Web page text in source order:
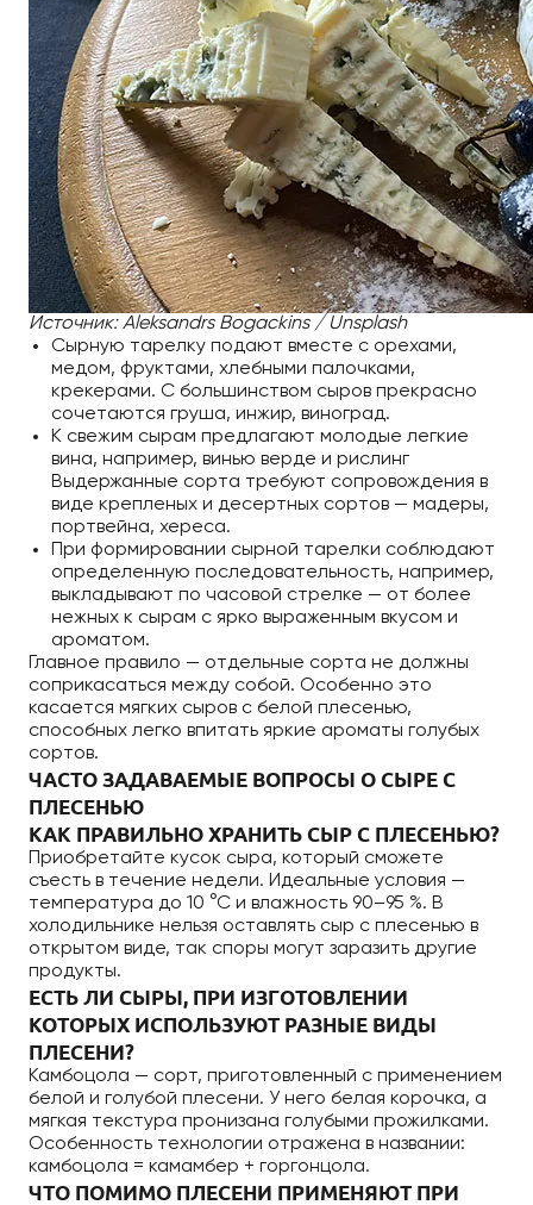
Источник: Aleksandrs Bogackins / Unsplash
Сырную тарелку подают вместе с орехами,
медом, фруктами, хлебными палочками,
крекерами. С большинством сыров прекрасно
сочетаются груша, инжир, виноград.
К свежим сырам предлагают молодые легкие
вина, например, винью верде и рислинг
Выдержанные сорта требуют сопровождения в
виде крепленых и десертных сортов — мадеры,
портвейна, хереса.
При формировании сырной тарелки соблюдают
определенную последовательность, например,
выкладывают по часовой стрелке — от более
нежных к сырам с ярко выраженным вкусом и
ароматом.
Главное правило — отдельные сорта не должны
соприкасаться между собой. Особенно это
касается мягких сыров с белой плесенью,
способных легко впитать яркие ароматы голубых
сортов.
ЧАСТО ЗАДАВАЕМЫЕ ВОПРОСЫ О СЫРЕ С
ПЛЕСЕНЬЮ
КАК ПРАВИЛЬНО ХРАНИТЬ СЫР С ПЛЕСЕНЬЮ?
Приобретайте кусок сыра, который сможете
съесть в течение недели. Идеальные условия —
температура до 10 °С и влажность 90–95 %. В
холодильнике нельзя оставлять сыр с плесенью в
открытом виде, так споры могут заразить другие
продукты.
ЕСТЬ ЛИ СЫРЫ, ПРИ ИЗГОТОВЛЕНИИ
КОТОРЫХ ИСПОЛЬЗУЮТ РАЗНЫЕ ВИДЫ
ПЛЕСЕНИ?
Камбоцола — сорт, приготовленный с применением
белой и голубой плесени. У него белая корочка, а
мягкая текстура пронизана голубыми прожилками.
Особенность технологии отражена в названии:
камбоцола = камамбер + горгонцола.
ЧТО ПОМИМО ПЛЕСЕНИ ПРИМЕНЯЮТ ПРИ